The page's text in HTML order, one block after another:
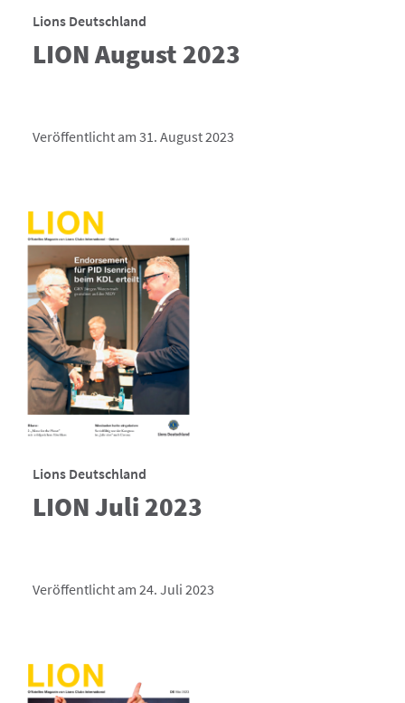
Lions Deutschland
LION August 2023
Veröffentlicht am 31. August 2023
Lions Deutschland
LION Juli 2023
Veröffentlicht am 24. Juli 2023